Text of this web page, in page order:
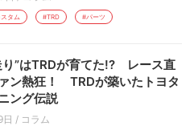
タム #TRD #パーツ
り”はTRDが育てた!? レース直
ン熱狂！ TRDが築いたトヨタ
ング伝説
/ コラム